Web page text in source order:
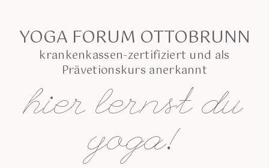
YOGA FORUM OTTOBRUNN
krankenkassen-zertifiziert und als
Prävetionskurs anerkannt
hier lernst du
yoga!